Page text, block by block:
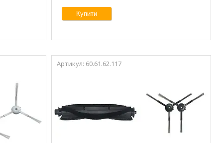
Купити
60.61.62.117